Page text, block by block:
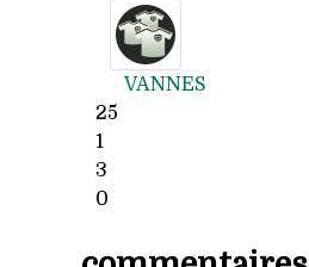
VANNES
25
1
3
0